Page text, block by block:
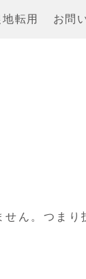
地転用 お問
ん。つまり